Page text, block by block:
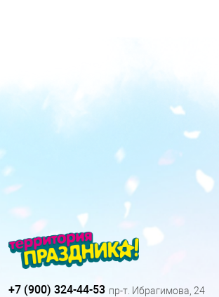
+7 (900) 324-44-53 пр-т. Ибрагимова, 24